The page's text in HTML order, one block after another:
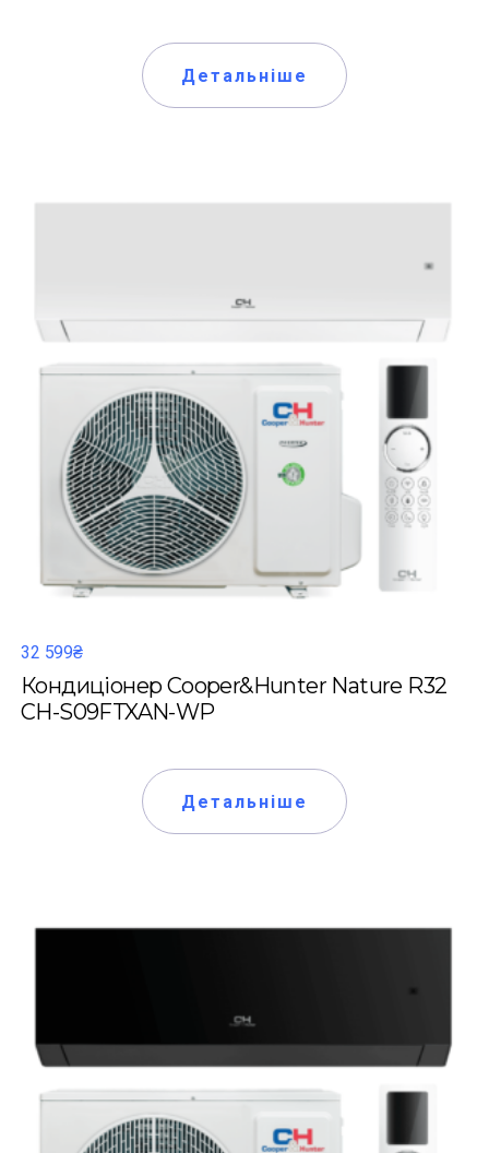
Детальніше
32 599₴
Кондиціонер Cooper&Hunter Nature R32
CH-S09FTXAN-WP
Детальніше